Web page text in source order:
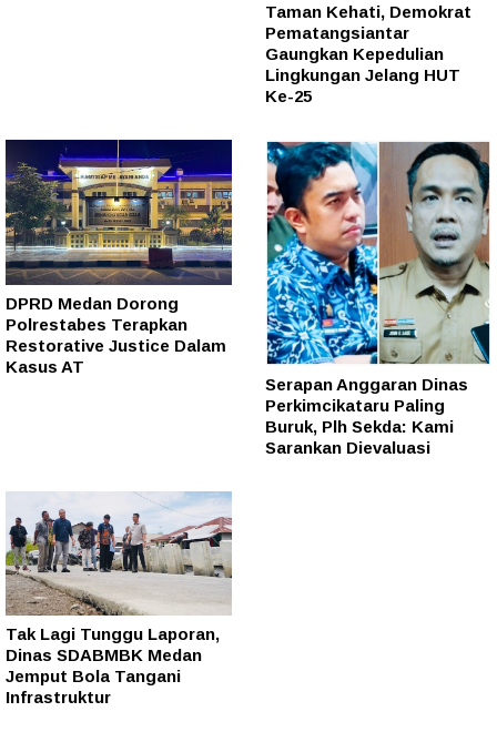
Taman Kehati, Demokrat
Pematangsiantar
Gaungkan Kepedulian
Lingkungan Jelang HUT
Ke-25
DPRD Medan Dorong
Polrestabes Terapkan
Restorative Justice Dalam
Kasus AT
Serapan Anggaran Dinas
Perkimcikataru Paling
Buruk, Plh Sekda: Kami
Sarankan Dievaluasi
Tak Lagi Tunggu Laporan,
Dinas SDABMBK Medan
Jemput Bola Tangani
Infrastruktur